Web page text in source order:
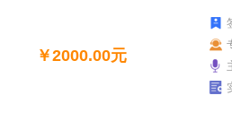
￥2000.00元